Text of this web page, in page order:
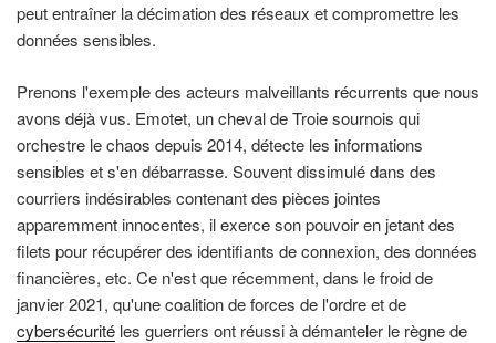
peut entraîner la décimation des réseaux et compromettre les
données sensibles.
Prenons l'exemple des acteurs malveillants récurrents que nous
avons déjà vus. Emotet, un cheval de Troie sournois qui
orchestre le chaos depuis 2014, détecte les informations
sensibles et s'en débarrasse. Souvent dissimulé dans des
courriers indésirables contenant des pièces jointes
apparemment innocentes, il exerce son pouvoir en jetant des
filets pour récupérer des identifiants de connexion, des données
financières, etc. Ce n'est que récemment, dans le froid de
janvier 2021, qu'une coalition de forces de l'ordre et de
cybersécurité les guerriers ont réussi à démanteler le règne de